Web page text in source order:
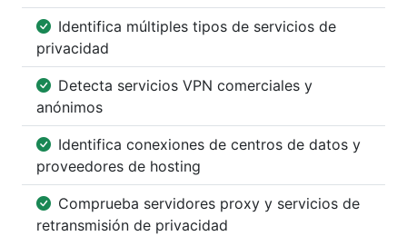
Identifica múltiples tipos de servicios de
privacidad
Detecta servicios VPN comerciales y
anónimos
Identifica conexiones de centros de datos y
proveedores de hosting
Comprueba servidores proxy y servicios de
retransmisión de privacidad